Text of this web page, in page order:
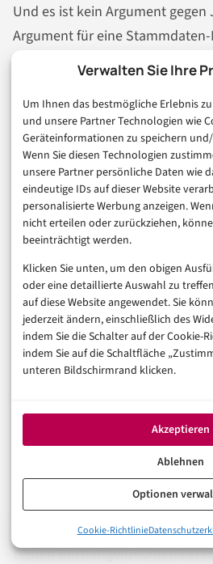
Verwalten Sie Ihre
Um Ihnen das bestmögliche Erlebnis
und unsere Partner Technologien wie
Geräteinformationen zu speichern
Wenn Sie diesen Technologien
unsere Partner persönliche Daten wie
eindeutige IDs auf dieser Website
personalisierte Werbung anzeigen.
nicht erteilen oder zurückziehen,
beeinträchtigt werden.
Klicken Sie unten, um den obigen
oder eine detaillierte Auswahl zu
auf diese Website angewendet. Sie
jederzeit ändern, einschließlich des
indem Sie die Schalter auf der Cookie-
indem Sie auf die Schaltfläche
unteren Bildschirmrand klicken.
Akzeptieren
Ablehnen
Optionen
Cookie-Richtlinie
Und es ist kein Argument
Argument für eine
Voraussetzung. Wer Agenten
widersprüchliche Datenbasis
unzuverlässige Ergebnisse –
die Technologie, bevor sie ihr
Die ehrliche Antwort lautet:
Datenqualitäts-Programm
in Folge, sondern parallel.
Schließlich gibt es den
nimmt uns die Arbeit weg.“
ernsthafte Antworten, keine
die hochrepetitive Aufgaben an
gewinnen Kapazität für
Prozessverbesserung und
maßgeblich von der
frühzeitigen Einbindung der
Führungskräfte gefordert – nicht
SAP Joule agents sind kein
ERP-Automatisierungim
echten Buchungen, echten
Von der Chatbox zum